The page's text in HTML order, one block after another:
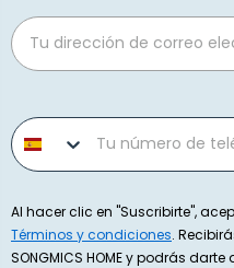
Email
Phone number
Al hacer clic en "Suscribirte",
Términos y condiciones.
SONGMICS HOME y podrás